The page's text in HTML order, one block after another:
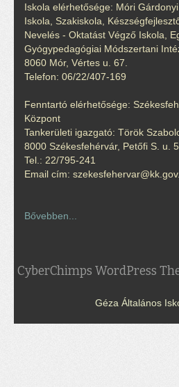
Iskola elérhetősége: Móri
Iskola, Szakiskola,
Nevelés - Oktatást Végző Iskola,
Gyógypedagógiai Módszertani
8060 Mór, Vértes u. 67.
Telefon: 06/22/407-169
Fenntartó elérhetősége:
Központ
Tankerületi igazgató: Török
8000 Székesfehérvár, Petőfi S. u. 5.
Tel.: 22/795-241
Email cím:
Bővebben...
CyberChimps WordPress
Géza Általános